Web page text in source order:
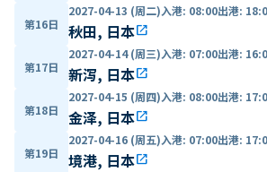
第16日
2027-04-13 (周二)入港: 08:00出港:
秋田, 日本open_in_new
第17日
2027-04-14 (周三)入港: 07:00出港:
新泻, 日本open_in_new
第18日
2027-04-15 (周四)入港: 08:00出港:
金泽, 日本open_in_new
第19日
2027-04-16 (周五)入港: 07:00出港:
境港, 日本open_in_new